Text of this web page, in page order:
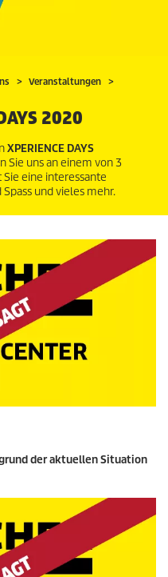
Veranstaltungen
2020
XPERIENCE DAYS
Sie uns an einem von 3
eine interessante
und vieles mehr.
der aktuellen Situation